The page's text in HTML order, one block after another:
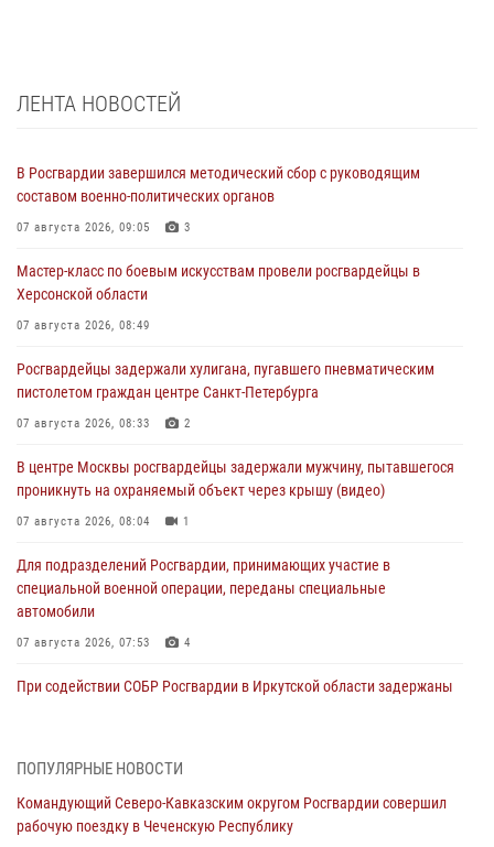
ЛЕНТА НОВОСТЕЙ
В Росгвардии завершился методический сбор с руководящим
составом военно-политических органов
07 августа 2026, 09:05 3
Мастер-класс по боевым искусствам провели росгвардейцы в
Херсонской области
07 августа 2026, 08:49
Росгвардейцы задержали хулигана, пугавшего пневматическим
пистолетом граждан центре Санкт-Петербурга
07 августа 2026, 08:33 2
В центре Москвы росгвардейцы задержали мужчину, пытавшегося
проникнуть на охраняемый объект через крышу (видео)
07 августа 2026, 08:04 1
Для подразделений Росгвардии, принимающих участие в
специальной военной операции, переданы специальные
автомобили
07 августа 2026, 07:53 4
При содействии СОБР Росгвардии в Иркутской области задержаны
Росгвардии по служебно-боевой стрельбе
07 августа 2026, 07:45
ПОПУЛЯРНЫЕ НОВОСТИ
Командующий Северо-Кавказским округом Росгвардии совершил
рабочую поездку в Чеченскую Республику